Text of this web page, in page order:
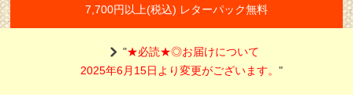
7,700円以上(税込) レターパック無料
"★必読★◎お届けについて
2025年6月15日より変更がございます。"